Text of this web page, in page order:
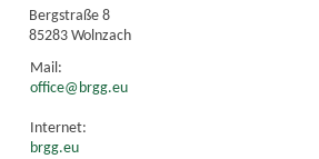
Bergstraße 8
85283 Wolnzach
Mail:
office@brgg.eu
Internet:
brgg.eu